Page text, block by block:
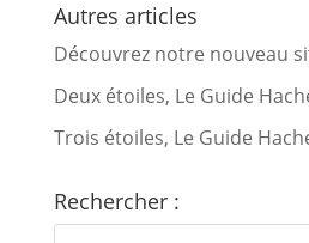
Autres articles
Découvrez notre nouveau
Deux étoiles, Le Guide
Trois étoiles, Le Guide
Rechercher :